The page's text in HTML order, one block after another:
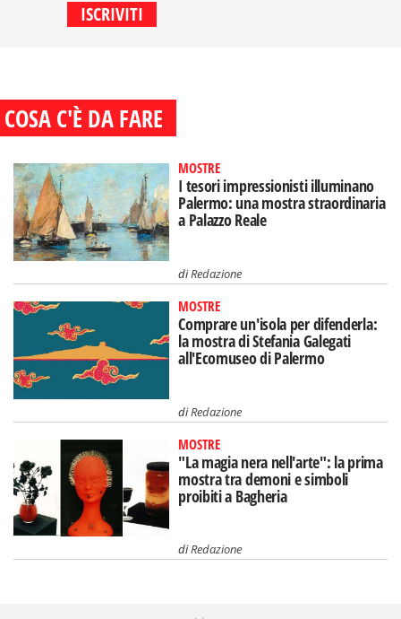
COSA C'È DA FARE
MOSTRE
I tesori impressionisti illuminano
Palermo: una mostra straordinaria
a Palazzo Reale
diRedazione
MOSTRE
Comprare un'isola per difenderla:
la mostra di Stefania Galegati
all'Ecomuseo di Palermo
diRedazione
MOSTRE
"La magia nera nell'arte": la prima
mostra tra demoni e simboli
proibiti a Bagheria
diRedazione